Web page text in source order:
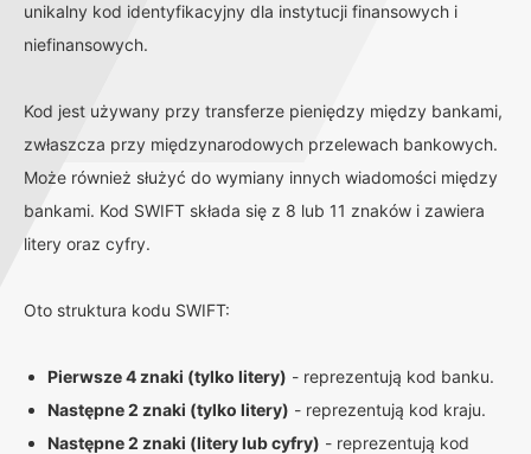
unikalny kod identyfikacyjny dla instytucji finansowych i
niefinansowych.
Kod jest używany przy transferze pieniędzy między bankami,
zwłaszcza przy międzynarodowych przelewach bankowych.
Może również służyć do wymiany innych wiadomości między
bankami. Kod SWIFT składa się z 8 lub 11 znaków i zawiera
litery oraz cyfry.
Oto struktura kodu SWIFT:
Pierwsze 4 znaki (tylko litery) - reprezentują kod banku.
Następne 2 znaki (tylko litery) - reprezentują kod kraju.
Następne 2 znaki (litery lub cyfry) - reprezentują kod